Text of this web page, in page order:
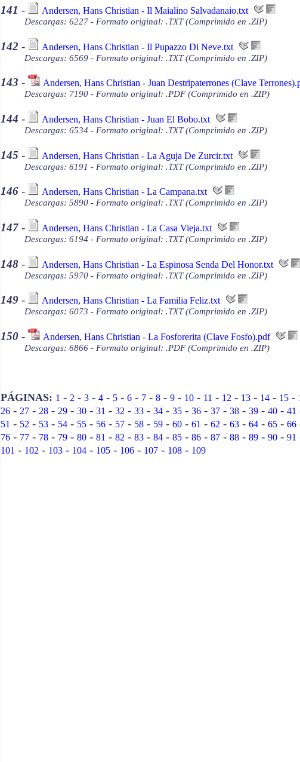
141 - Andersen, Hans Christian - Il Maialino Salvadanaio.txt
Descargas: 6227 - Formato original: .TXT (Comprimido en .ZIP)
142 - Andersen, Hans Christian - Il Pupazzo Di Neve.txt
Descargas: 6569 - Formato original: .TXT (Comprimido en .ZIP)
143 - Andersen, Hans Christian - Juan Destripaterrones (Clave
Descargas: 7190 - Formato original: .PDF (Comprimido en .ZIP)
144 - Andersen, Hans Christian - Juan El Bobo.txt
Descargas: 6534 - Formato original: .TXT (Comprimido en .ZIP)
145 - Andersen, Hans Christian - La Aguja De Zurcir.txt
Descargas: 6191 - Formato original: .TXT (Comprimido en .ZIP)
146 - Andersen, Hans Christian - La Campana.txt
Descargas: 5890 - Formato original: .TXT (Comprimido en .ZIP)
147 - Andersen, Hans Christian - La Casa Vieja.txt
Descargas: 6194 - Formato original: .TXT (Comprimido en .ZIP)
148 - Andersen, Hans Christian - La Espinosa Senda Del Honor.txt
Descargas: 5970 - Formato original: .TXT (Comprimido en .ZIP)
149 - Andersen, Hans Christian - La Familia Feliz.txt
Descargas: 6073 - Formato original: .TXT (Comprimido en .ZIP)
150 - Andersen, Hans Christian - La Fosforerita (Clave Fosfo).pdf
Descargas: 6866 - Formato original: .PDF (Comprimido en .ZIP)
PÁGINAS: 1 - 2 - 3 - 4 - 5 - 6 - 7 - 8 - 9 - 10 - 11 - 12 - 13 - 14 - 15 -
26 - 27 - 28 - 29 - 30 - 31 - 32 - 33 - 34 - 35 - 36 - 37 - 38 - 39 - 40 - 41
51 - 52 - 53 - 54 - 55 - 56 - 57 - 58 - 59 - 60 - 61 - 62 - 63 - 64 - 65 - 66
76 - 77 - 78 - 79 - 80 - 81 - 82 - 83 - 84 - 85 - 86 - 87 - 88 - 89 - 90 - 91
101 - 102 - 103 - 104 - 105 - 106 - 107 - 108 - 109